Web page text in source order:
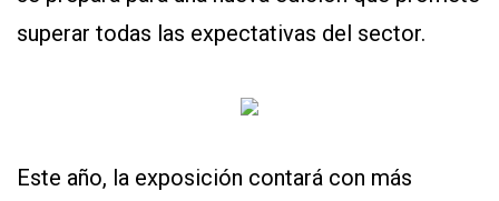
superar todas las expectativas del sector.
Este año, la exposición contará con más